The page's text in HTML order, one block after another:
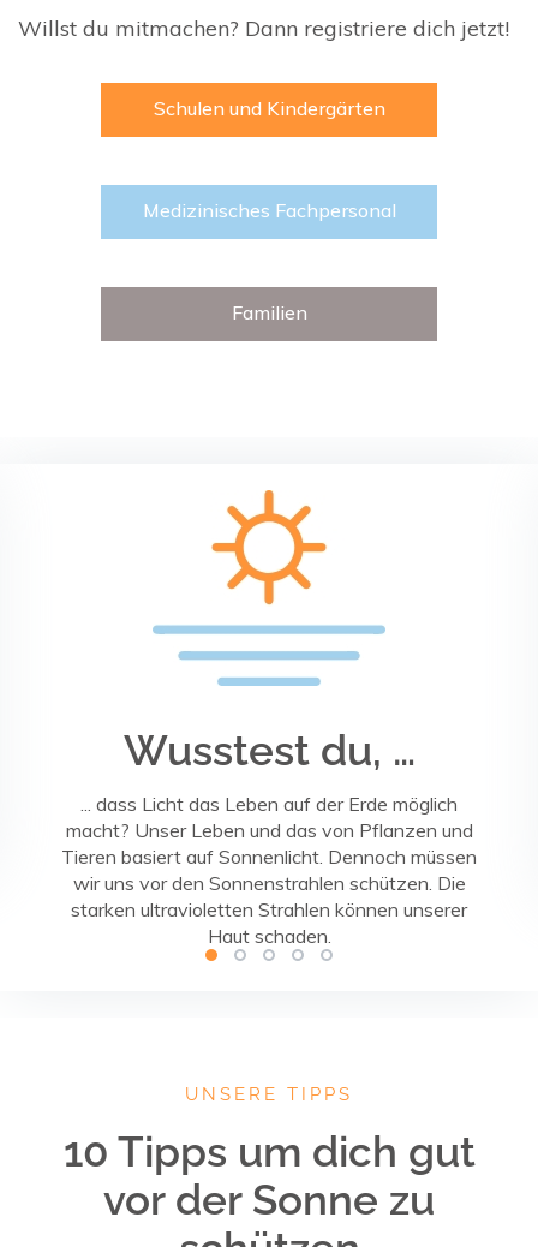
Willst du mitmachen? Dann registriere dich jetzt!
Schulen und Kindergärten
Medizinisches Fachpersonal
Familien
Wusstest du, …
... dass Licht das Leben auf der Erde möglich
macht? Unser Leben und das von Pflanzen und
Tieren basiert auf Sonnenlicht. Dennoch müssen
wir uns vor den Sonnenstrahlen schützen. Die
starken ultravioletten Strahlen können unserer
Haut schaden.
UNSERE TIPPS
10 Tipps um dich gut
vor der Sonne zu